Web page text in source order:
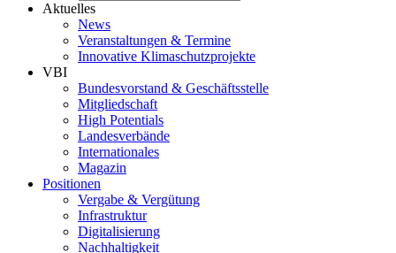
Aktuelles
News
Veranstaltungen & Termine
Innovative Klimaschutzprojekte
VBI
Bundesvorstand & Geschäftsstelle
Mitgliedschaft
High Potentials
Landesverbände
Internationales
Magazin
Positionen
Vergabe & Vergütung
Infrastruktur
Digitalisierung
Nachhaltigkeit